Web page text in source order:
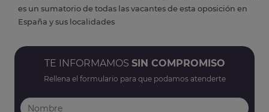
es un sumatorio de todas las vacantes de esta oposición en
España y sus localidades
TE INFORMAMOS SIN COMPROMISO
Rellena el formulario para que podamos atenderte